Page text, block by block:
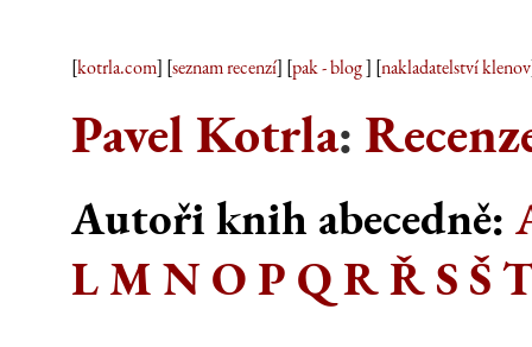
[kotrla.com] [seznam recenzí] [pak - blog] [nakladatelství klenov
Pavel Kotrla:
Autoři knih abecedně:
LMNOP QRŘS Š